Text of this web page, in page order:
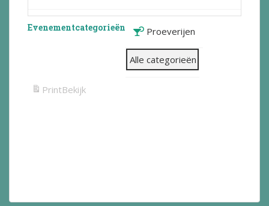
Evenementcategorieën Proeverijen
Alle categorieën
PrintBekijk